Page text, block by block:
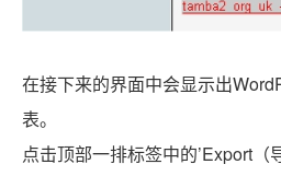
在接下来的界面中会显示出
表。
点击顶部一排标签中的’Export（